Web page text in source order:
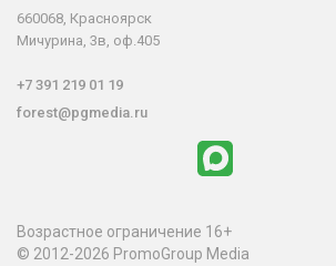
660068, Красноярск
Мичурина, 3в, оф.405
+7 391 219 01 19
forest@pgmedia.ru
Возрастное ограничение 16+
© 2012-2026 PromoGroup Media